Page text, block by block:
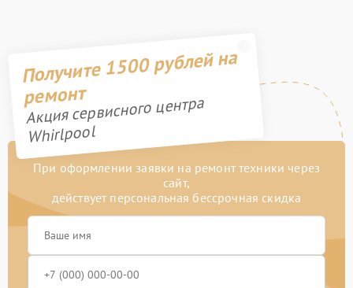
Получите 1500 рублей на
ремонт
Акция сервисного центра
Whirlpool
При оформлении заявки на ремонт техники через
сайт,
действует персональная бессрочная скидка